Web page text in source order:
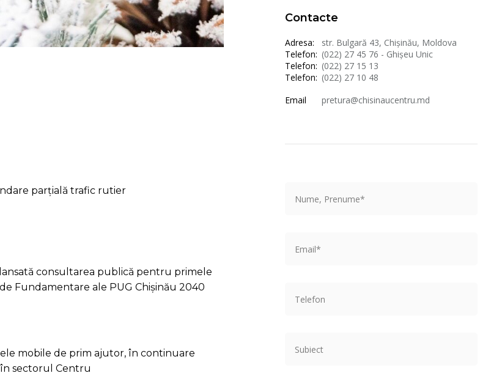
parțială trafic rutier
consultarea publică pentru primele
Fundamentare ale PUG Chișinău 2040
mobile de prim ajutor, în continuare
sectorul Centru
Contacte
Adresa:
str. Bulgară 43, Chișinău, Moldova
Telefon: (022) 27 45 76 - Ghișeu Unic
Telefon: (022) 27 15 13
Telefon: (022) 27 10 48
Email
pretura@chisinaucentru.md